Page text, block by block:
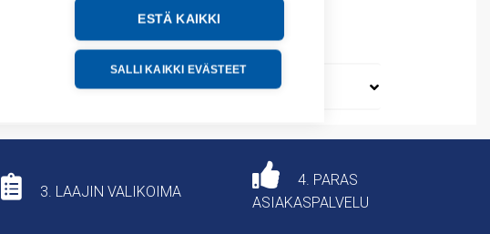
ESTÄ KAIKKI
SALLI KAIKKI EVÄSTEET
84714100
3. LAAJIN VALIKOIMA
4. PARAS
ASIAKASPALVELU